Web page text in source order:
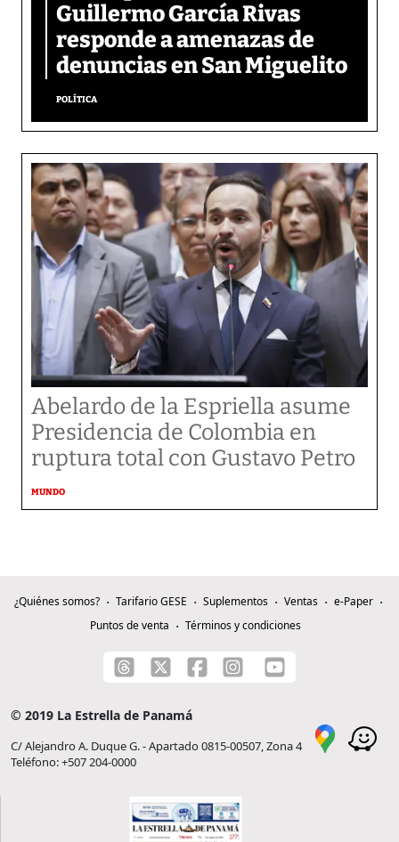
Guillermo García Rivas
responde a amenazas de
denuncias en San Miguelito
POLÍTICA
Abelardo de la Espriella asume
Presidencia de Colombia en
ruptura total con Gustavo Petro
MUNDO
¿Quiénes somos? Tarifario GESE Suplementos Ventas
e-Paper
Puntos de venta
Términos y condiciones
© 2019 La Estrella de Panamá
C/ Alejandro A. Duque G. - Apartado 0815-00507, Zona 4
Teléfono: +507 204-0000